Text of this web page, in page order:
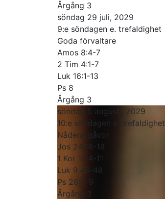
Årgång 3
söndag 29 juli, 2029
9:e söndagen e. trefaldighet
Goda förvaltare
Amos 8:4-7
2 Tim 4:1-7
Luk 16:1-13
Ps 8
Årgång 3
söndag 5 augusti, 2029
10:e söndagen e. trefaldighet
Nådens gåvor
Jos 24:16-18
1 Kor 12:4-11
Luk 9:46-48
Ps 28:6-9
Årgång 3